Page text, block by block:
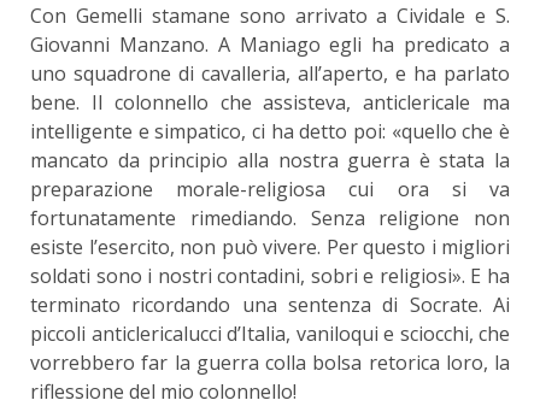
Con Gemelli stamane sono arrivato a Cividale e S.
Giovanni Manzano. A Maniago egli ha predicato a
uno squadrone di cavalleria, all’aperto, e ha parlato
bene. Il colonnello che assisteva, anticlericale ma
intelligente e simpatico, ci ha detto poi: «quello che è
mancato da principio alla nostra guerra è stata la
preparazione morale-religiosa cui ora si va
fortunatamente rimediando. Senza religione non
esiste l’esercito, non può vivere. Per questo i migliori
soldati sono i nostri contadini, sobri e religiosi». E ha
terminato ricordando una sentenza di Socrate. Ai
piccoli anticlericalucci d’Italia, vaniloqui e sciocchi, che
vorrebbero far la guerra colla bolsa retorica loro, la
riflessione del mio colonnello!